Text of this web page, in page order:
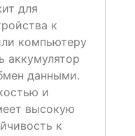
для
к
компьютеру
аккумулятор
данными.
и
высокую
к